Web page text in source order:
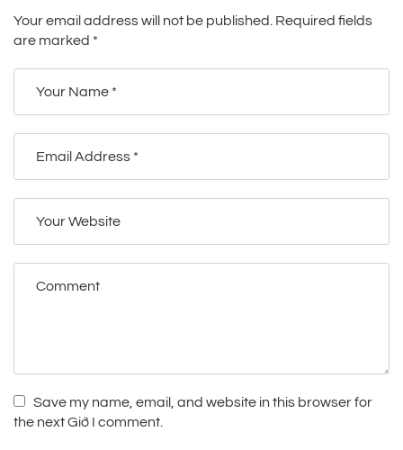
Your email address will not be published. Required fields
are marked *
Save my name, email, and website in this browser for
the next Giờ I comment.